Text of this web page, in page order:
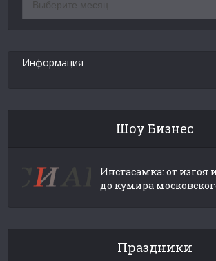
новостей
Информация
Шоу Бизнес
Инстасамка: от изгоя
до кумира
Праздники